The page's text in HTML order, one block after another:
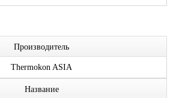
Производитель
Thermokon ASIA
Название